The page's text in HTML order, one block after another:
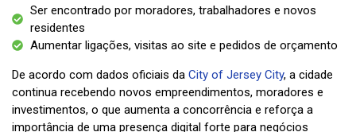
Ser encontrado por moradores, trabalhadores e novos
residentes
Aumentar ligações, visitas ao site e pedidos de orçamento
De acordo com dados oficiais da City of Jersey City, a cidade
continua recebendo novos empreendimentos, moradores e
investimentos, o que aumenta a concorrência e reforça a
importância de uma presença digital forte para negócios